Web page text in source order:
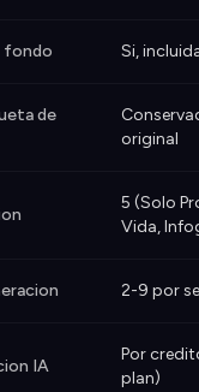
fondo Si,
de
original
5 (Solo
Vida,
2-9 por
IA
Por
plan)